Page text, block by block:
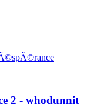
2 - whodunnit